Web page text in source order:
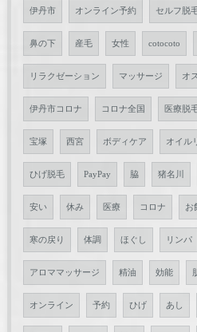
伊丹市 オンライン予約 セルフ脱
鼻の下 産毛 女性 cotocoto
リラクゼーション マッサージ オ
伊丹市コロナ コロナ全国 医療脱
宝塚 西宮 ボディケア オイル
ひげ脱毛 PayPay 脇 猪名川
安い 休み 医療 コロナ お
寒の戻り 体調 ほぐし リンパ
アロママッサージ 精油 効能
オンライン 予約 ひげ あし